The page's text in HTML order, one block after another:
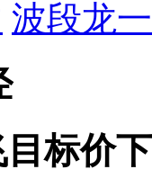
波段龙一
标价